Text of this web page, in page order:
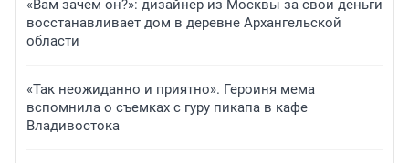
«Вам зачем он?»: дизайнер из Москвы за свои деньги
восстанавливает дом в деревне Архангельской
области
«Так неожиданно и приятно». Героиня мема
вспомнила о съемках с гуру пикапа в кафе
Владивостока